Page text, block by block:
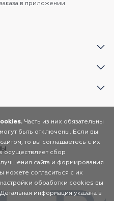
в приложении
Часть из них обязательны
быть отключены. Если вы
то вы соглашаетесь с их
осуществляет сбор
сайта и формирования
согласиться с их
обработки cookies вы
информация указана в